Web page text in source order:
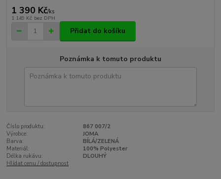
1 390 Kč/ks
1 149 Kč bez DPH
Přidat do košíku
Poznámka k tomuto produktu
Číslo produktu:
867 007/2
Výrobce:
JOMA
Barva:
BÍLÁ/ZELENÁ
Materiál:
100% Polyester
Délka rukávu:
DLOUHÝ
Hlídat cenu / dostupnost